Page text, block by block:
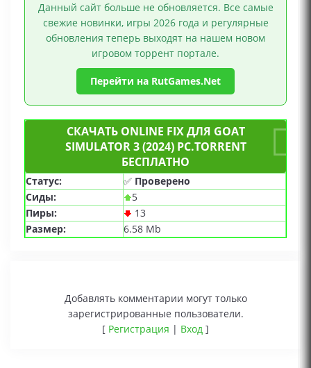
Данный сайт больше не обновляется. Все самые
свежие новинки, игры 2026 года и регулярные
обновления теперь выходят на нашем новом
игровом торрент портале.
Перейти на RutGames.Net
СКАЧАТЬ ONLINE FIX ДЛЯ GOAT
SIMULATOR 3 (2024) PC.TORRENT
БЕСПЛАТНО
Статус: ✅ Проверено
Сиды:
5
Пиры:
13
Размер:
6.58 Mb
Добавлять комментарии могут только
зарегистрированные пользователи.
[ Регистрация | Вход ]